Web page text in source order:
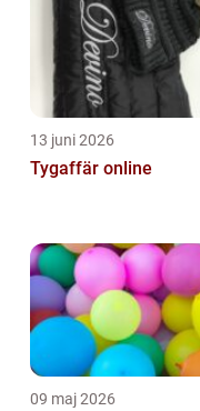
kom...
13 juni 2026
Tygaffär online
09 maj 2026